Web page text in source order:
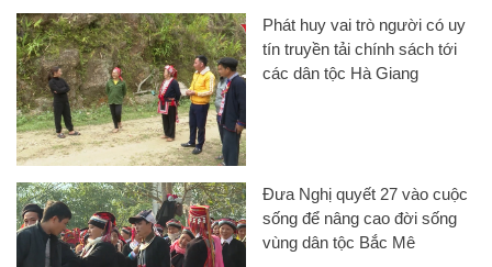
Phát huy vai trò người có uy
tín truyền tải chính sách tới
các dân tộc Hà Giang
Đưa Nghị quyết 27 vào cuộc
sống để nâng cao đời sống
vùng dân tộc Bắc Mê